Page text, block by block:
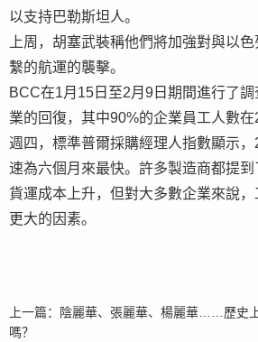
以支持巴勒斯坦人。
上周，胡塞武裝稱他們將加強對與以
繫的航運的襲擊。
BCC在1月15日至2月9日期間進行了
業的回復，其中90%的企業員工人數在
週四，標準普爾採購經理人指數顯示
速為六個月來最快。許多製造商都提
貨運成本上升，但對大多數企業來說
更大的因素。
上一篇： 陰麗華、張麗華、楊麗華……歷史
嗎？